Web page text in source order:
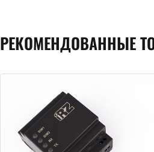
РЕКОМЕНДОВАННЫЕ